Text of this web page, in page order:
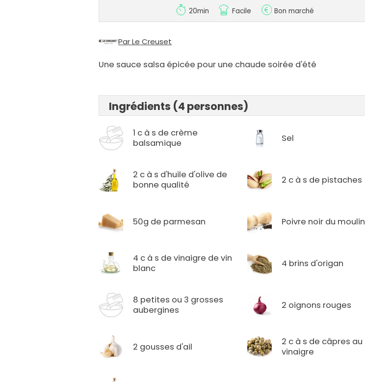
20min Facile Bon marché
Par Le Creuset
Une sauce salsa épicée pour une chaude soirée d'été
Ingrédients (4 personnes)
1 c à s de crème
balsamique
Sel
2 c à s d'huile d'olive de
bonne qualité
2 c à s de pistaches
50g de parmesan Poivre noir du moulin
4 c à s de vinaigre de vin
blanc
4 brins d'origan
8 petites ou 3 grosses
aubergines
2 oignons rouges
2 gousses d'ail
2 c à s de câpres au
vinaigre